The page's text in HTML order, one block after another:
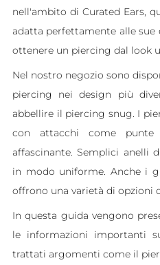
nell'ambito di Curated Ears,
adatta perfettamente alle
ottenere un piercing dal look
Nel nostro negozio sono
piercing nei design più
abbellire il piercing snug. I
con attacchi come
affascinante. Semplici anelli
in modo uniforme. Anche i
offrono una varietà di opzioni
In questa guida vengono
le informazioni importanti
trattati argomenti come il